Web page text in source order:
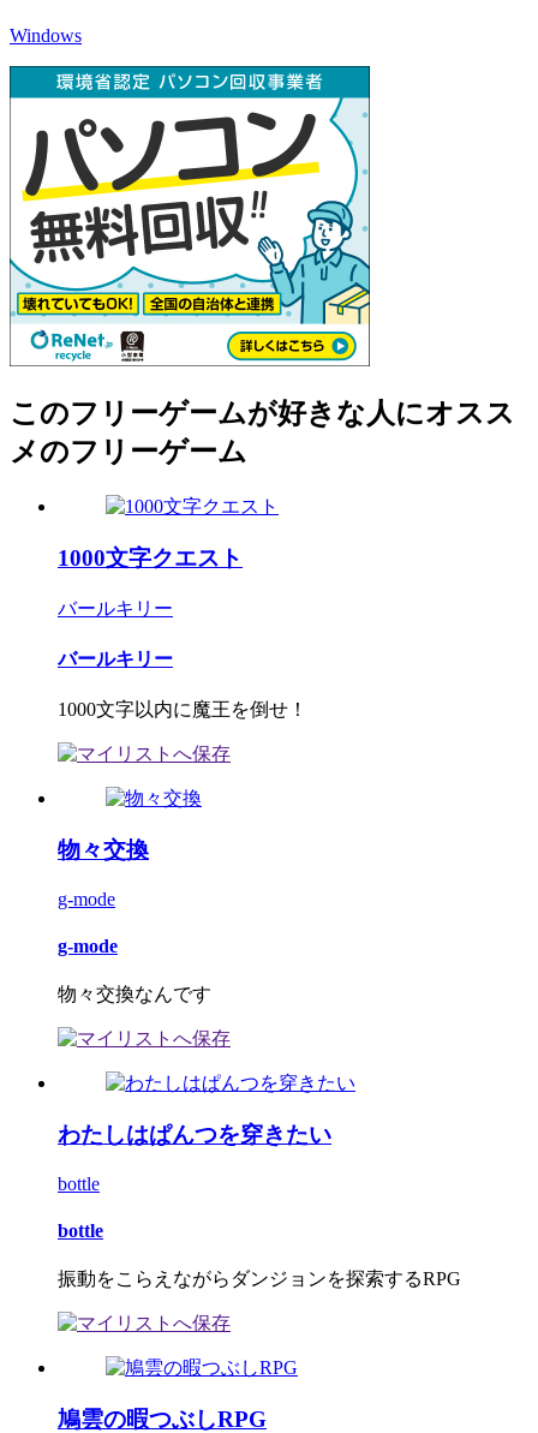
Windows
このフリーゲームが好きな人にオスス
メのフリーゲーム
1000文字クエスト
バールキリー
バールキリー
1000文字以内に魔王を倒せ！
物々交換
g-mode
g-mode
物々交換なんです
わたしはぱんつを穿きたい
bottle
bottle
振動をこらえながらダンジョンを探索するRPG
鳩雲の暇つぶしRPG